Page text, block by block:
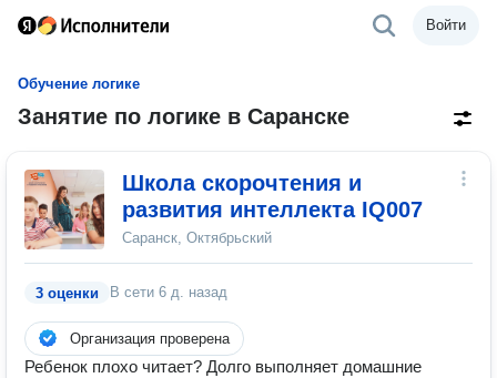
Войти
Обучение логике
Занятие по логике в Саранске
Школа скорочтения и
развития интеллекта IQ007
Саранск, Октябрьский
3 оценки В сети 6 д. назад
Организация проверена
Ребенок плохо читает? Долго выполняет домашние